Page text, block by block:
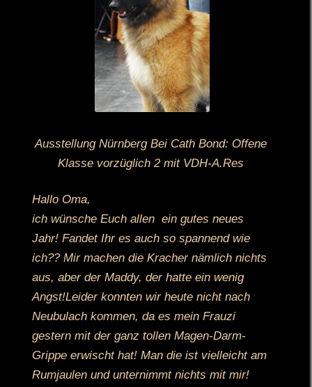
Ausstellung Nürnberg Bei Cath Bond: Offene
Klasse vorzüglich 2 mit VDH-A.Res
Hallo Oma,
ich wünsche Euch allen ein gutes neues
Jahr! Fandet Ihr es auch so spannend wie
ich?? Mir machen die Kracher nämlich nichts
aus, aber der Maddy, der hatte ein wenig
Angst!Leider konnten wir heute nicht nach
Neubulach kommen, da es mein Frauzi
gestern mit der ganz tollen Magen-Darm-
Grippe erwischt hat! Man die ist vielleicht am
Rumjaulen und unternimmt nichts mit mir!